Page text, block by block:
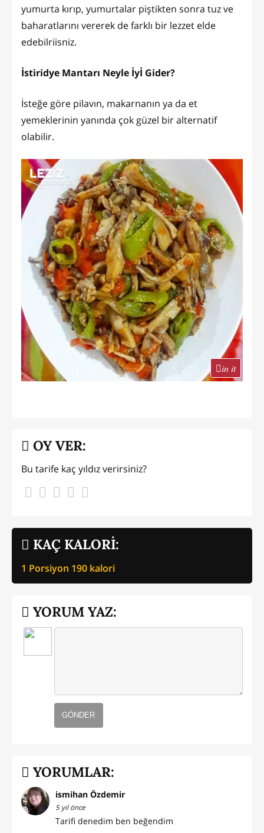
yumurta kırıp, yumurtalar piştikten sonra tuz ve
baharatlarını vererek de farklı bir lezzet elde
edebilriisniz.
İstiridye Mantarı Neyle İyİ Gider?
İsteğe göre pilavın, makarnanın ya da et
yemeklerinin yanında çok güzel bir alternatif
olabilir.
in it
KAÇ KALORİ:
1 Porsiyon 190 kalori
OY VER:
Bu tarife kaç yıldız verirsiniz?
YORUM YAZ:
GÖNDER
YORUMLAR:
ismihan Özdemir
5 yıl önce
Tarifi denedim ben beğendim